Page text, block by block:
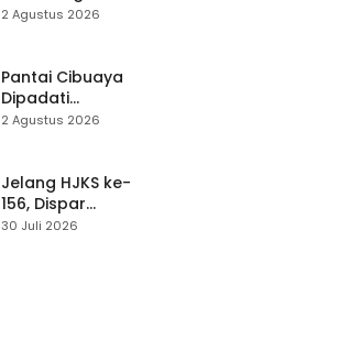
Mulai Dilirik
2 Agustus 2026
Pantai Cibuaya
Dipadati
Wisatawan,
Waspada
2 Agustus 2026
Jelang HJKS ke-
156, Dispar
Kabupaten
30 Juli 2026